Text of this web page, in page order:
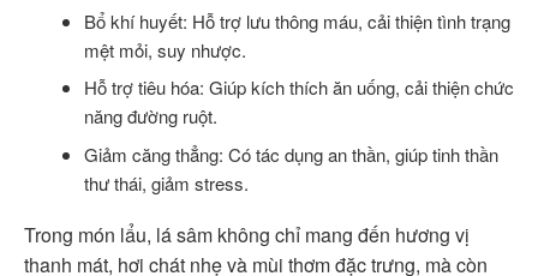
Bổ khí huyết: Hỗ trợ lưu thông máu, cải thiện tình trạng
mệt mỏi, suy nhược.
Hỗ trợ tiêu hóa: Giúp kích thích ăn uống, cải thiện chức
năng đường ruột.
Giảm căng thẳng: Có tác dụng an thần, giúp tinh thần
thư thái, giảm stress.
Trong món lẩu, lá sâm không chỉ mang đến hương vị
thanh mát, hơi chát nhẹ và mùi thơm đặc trưng, mà còn